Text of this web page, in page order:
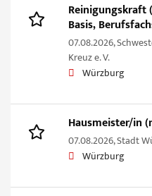
Reinigungskraft
Basis,
07.08.2026,
Kreuz e. V.
Würzburg
Hausmeister/in
07.08.2026,Stadt
Würzburg